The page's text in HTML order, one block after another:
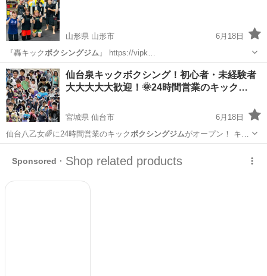
キッズキックボクシング
山形県 山形市
6月18日
『轟キック ボクシングジム 』 https://vipk…
山形 山形市 空手/他格闘技 ボクシングジム
仙台泉キックボクシング！初心者・未経験者
大大大大大歓迎！🌞24時間営業のキック…
宮城県 仙台市
6月18日
仙台八乙女🌈に24時間営業のキック ボクシングジムがオープン！ キッ
クボク…